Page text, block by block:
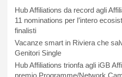
Hub Affiliations da record agli
11 nominations per l’intero
finalisti
Vacanze smart in Riviera che
Genitori Single
Hub Affiliations trionfa agli iGB
premio Programme/Network